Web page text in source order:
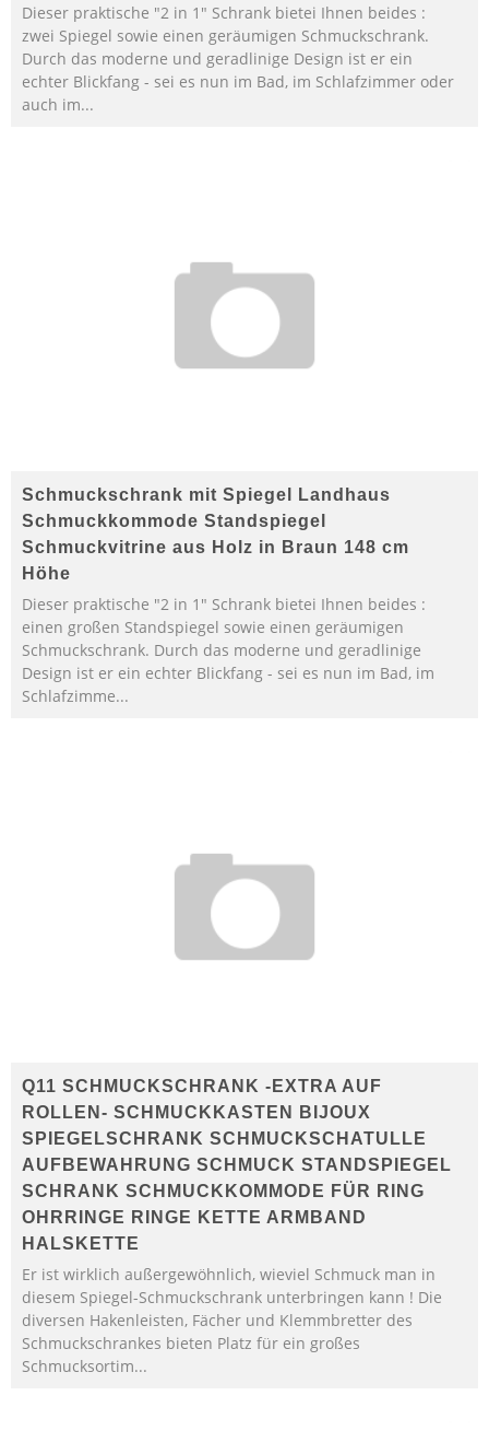
Dieser praktische "2 in 1" Schrank bietei Ihnen beides :
zwei Spiegel sowie einen geräumigen Schmuckschrank.
Durch das moderne und geradlinige Design ist er ein
echter Blickfang - sei es nun im Bad, im Schlafzimmer oder
auch im...
Schmuckschrank mit Spiegel Landhaus
Schmuckkommode Standspiegel
Schmuckvitrine aus Holz in Braun 148 cm
Höhe
Dieser praktische "2 in 1" Schrank bietei Ihnen beides :
einen großen Standspiegel sowie einen geräumigen
Schmuckschrank. Durch das moderne und geradlinige
Design ist er ein echter Blickfang - sei es nun im Bad, im
Schlafzimme...
Q11 SCHMUCKSCHRANK -EXTRA AUF
ROLLEN- SCHMUCKKASTEN BIJOUX
SPIEGELSCHRANK SCHMUCKSCHATULLE
AUFBEWAHRUNG SCHMUCK STANDSPIEGEL
SCHRANK SCHMUCKKOMMODE FÜR RING
OHRRINGE RINGE KETTE ARMBAND
HALSKETTE
Er ist wirklich außergewöhnlich, wieviel Schmuck man in
diesem Spiegel-Schmuckschrank unterbringen kann ! Die
diversen Hakenleisten, Fächer und Klemmbretter des
Schmuckschrankes bieten Platz für ein großes
Schmucksortim...